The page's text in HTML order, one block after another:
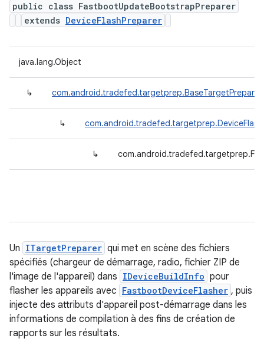
public class FastbootUpdateBootstrapPreparer
extends DeviceFlashPreparer
java.lang.Object
↳ com.android.tradefed.targetprep.BaseTargetPreparer
↳
↳
Un ITargetPreparer qui met en scène des fichiers
spécifiés (chargeur de démarrage, radio, fichier ZIP de
l'image de l'appareil) dans IDeviceBuildInfo pour
flasher les appareils avec FastbootDeviceFlasher , puis
injecte des attributs d'appareil post-démarrage dans les
informations de compilation à des fins de création de
rapports sur les résultats.